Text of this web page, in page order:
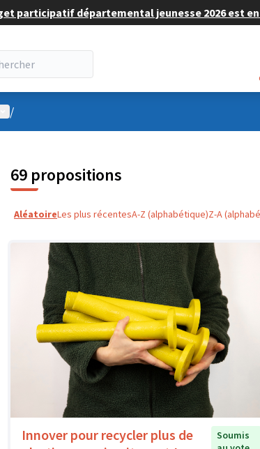
participatif départemental jeunesse 2026 est en
utilisateur
/
69 propositions
AléatoireLes plus récentesA-Z (alphabétique)Z-A
Innover pour recycler plus de
Soumis